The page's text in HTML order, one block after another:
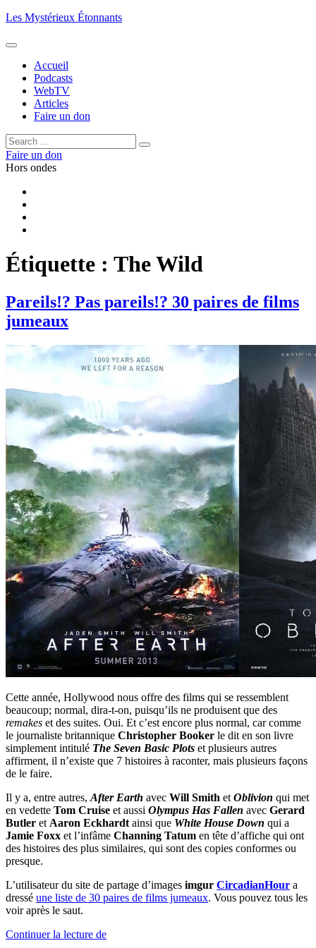
Aller
contenu
Les Mystérieux Étonnants
Accueil
Podcasts
WebTV
Articles
Faire un don
Rechercher :
Rechercher
Faire un don
Hors ondes
Étiquette : The Wild
Pareils!? Pas pareils!? 30 paires de films
jumeaux
Cette année, Hollywood nous offre des films qui se ressemblent
beaucoup; normal, dira-t-on, puisqu’ils ne produisent que des
remakes et des suites. Oui. Et c’est encore plus normal, car comme
le journaliste britannique Christopher Booker le dit en son livre
simplement intitulé The Seven Basic Plots et plusieurs autres
affirment, il n’existe que 7 histoires à raconter, mais plusieurs façons
de le faire.
Il y a, entre autres, After Earth avec Will Smith et Oblivion qui met
en vedette Tom Cruise et aussi Olympus Has Fallen avec Gerard
Butler et Aaron Eckhardt ainsi que White House Down qui a
Jamie Foxx et l’infâme Channing Tatum en tête d’affiche qui ont
des histoires des plus similaires, qui sont des copies conformes ou
presque.
L’utilisateur du site de partage d’images imgur CircadianHour a
dressé une liste de 30 paires de films jumeaux. Vous pouvez tous les
voir après le saut.
Continuer la lecture de« Pareils!?